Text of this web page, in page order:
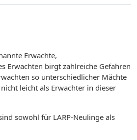
Erwachte,
Erwachten birgt zahlreiche Gefahren
so unterschiedlicher Mächte
leicht als Erwachter in dieser
sowohl für LARP-Neulinge als